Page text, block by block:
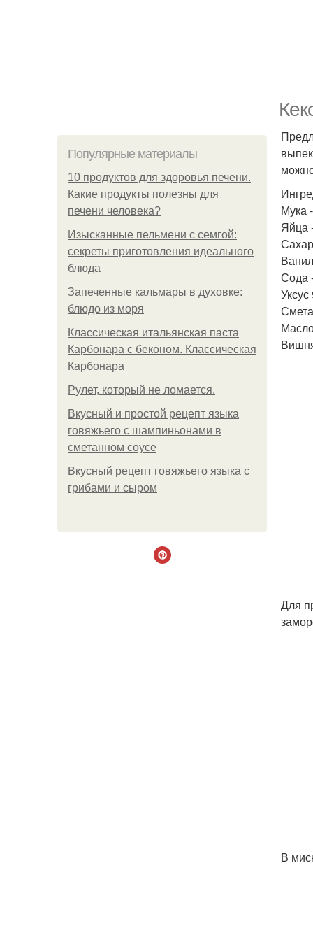
Популярные материалы
10 продуктов для здоровья печени.
Какие продукты полезны для
печени человека?
Изысканные пельмени с семгой:
секреты приготовления идеального
блюда
Запеченные кальмары в духовке:
блюдо из моря
Классическая итальянская паста
Карбонара с беконом. Классическая
Карбонара
Рулет, который не ломается.
Вкусный и простой рецепт языка
говяжьего с шампиньонами в
сметанном соусе
Вкусный рецепт говяжьего языка с
грибами и сыром
Мука
Яйца
Сода
Для
В